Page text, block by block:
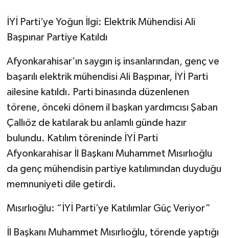
İYİ Parti’ye Yoğun İlgi: Elektrik Mühendisi Ali
Başpınar Partiye Katıldı
Afyonkarahisar’ın saygın iş insanlarından, genç ve
başarılı elektrik mühendisi Ali Başpınar, İYİ Parti
ailesine katıldı. Parti binasında düzenlenen
törene, önceki dönem il başkan yardımcısı Şaban
Çallıöz de katılarak bu anlamlı günde hazır
bulundu. Katılım töreninde İYİ Parti
Afyonkarahisar İl Başkanı Muhammet Mısırlıoğlu
da genç mühendisin partiye katılımından duyduğu
memnuniyeti dile getirdi.
Mısırlıoğlu: “İYİ Parti’ye Katılımlar Güç Veriyor”
İl Başkanı Muhammet Mısırlıoğlu, törende yaptığı